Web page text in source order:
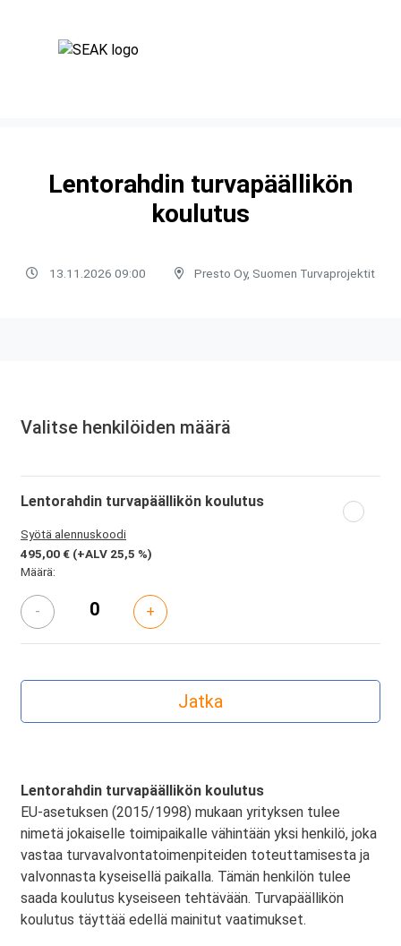
Lentorahdin turvapäällikön
koulutus
13.11.2026 09:00 Presto Oy, Suomen Turvaprojektit
Valitse henkilöiden määrä
Lentorahdin turvapäällikön koulutus
Syötä alennuskoodi
495,00 € (+ALV 25,5 %)
Määrä:
- +
Lentorahdin turvapäällikön koulutus
EU-asetuksen (2015/1998) mukaan yrityksen tulee
nimetä jokaiselle toimipaikalle vähintään yksi henkilö, joka
vastaa turvavalvontatoimenpiteiden toteuttamisesta ja
valvonnasta kyseisellä paikalla. Tämän henkilön tulee
saada koulutus kyseiseen tehtävään. Turvapäällikön
koulutus täyttää edellä mainitut vaatimukset.